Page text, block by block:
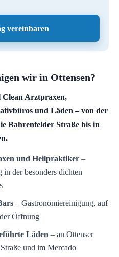
vereinbaren
wir in Ottensen?
Clean Arztpraxen,
und Läden – von der
Bahrenfelder Straße bis in
und Heilpraktiker –
der besonders dichten
– Gastronomiereinigung, auf
Öffnung
Läden – an Ottenser
und im Mercado